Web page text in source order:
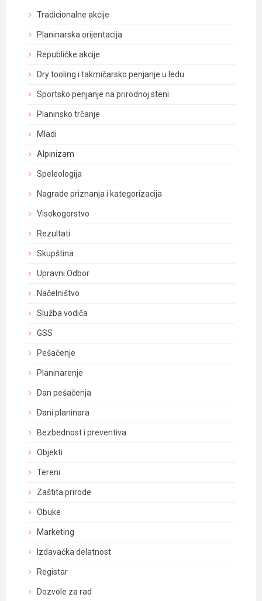
Tradicionalne akcije
Planinarska orijentacija
Republičke akcije
Dry tooling i takmičarsko penjanje u ledu
Sportsko penjanje na prirodnoj steni
Planinsko trčanje
Mladi
Alpinizam
Speleologija
Nagrade priznanja i kategorizacija
Visokogorstvo
Rezultati
Skupština
Upravni Odbor
Načelništvo
Služba vodiča
GSS
Pešačenje
Planinarenje
Dan pešačenja
Dani planinara
Bezbednost i preventiva
Objekti
Tereni
Zaštita prirode
Obuke
Marketing
Izdavačka delatnost
Registar
Dozvole za rad